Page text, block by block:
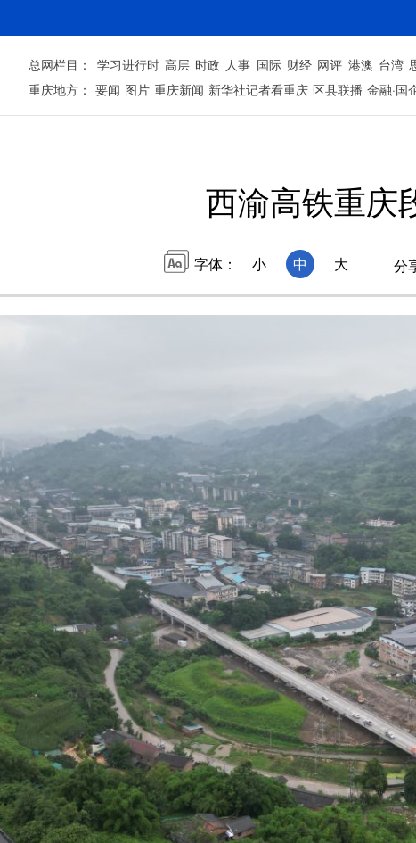
总网栏目： 学习进行时 高层 时政 人事 国际 财经 网评 港澳 台湾
重庆地方： 要闻 图片 重庆新闻 新华社记者看重庆 区县联播 金融·国
西渝高铁重庆
字体： 小 中 大 分